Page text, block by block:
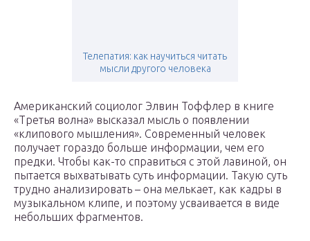
Телепатия: как научиться читать
мысли другого человека
Американский социолог Элвин Тоффлер в книге
«Третья волна» высказал мысль о появлении
«клипового мышления». Современный человек
получает гораздо больше информации, чем его
предки. Чтобы как-то справиться с этой лавиной, он
пытается выхватывать суть информации. Такую суть
трудно анализировать – она мелькает, как кадры в
музыкальном клипе, и поэтому усваивается в виде
небольших фрагментов.